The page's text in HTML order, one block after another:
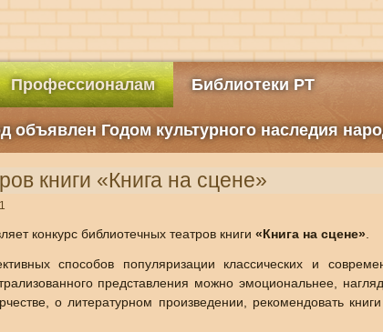
Профессионалам Библиотеки РТ
объявлен Годом культурного наследия
книги «Книга на сцене»
конкурс библиотечных театров книги «Книга на сцене».
способов популяризации классических и
представления можно эмоциональнее,
о литературном произведении, рекомендовать